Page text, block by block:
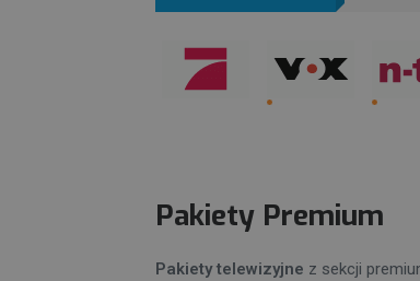
Pakiety Premium
Pakiety telewizyjne z sekcji